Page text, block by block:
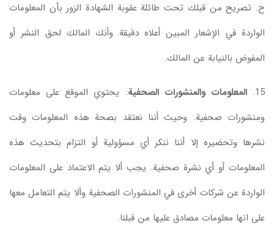
ح‌. تصريح من قبلك تحت طائلة عقوبة الشهادة الزور بأن المعلومات
الواردة في الإشعار المبين أعلاه دقيقة وأنك المالك لحق النشر أو
المفوض بالنيابة عن المالك.
15. المعلومات والمنشورات الصحفية: يحتوي الموقع على معلومات
ومنشورات صحفية. وحيث أننا نعتقد بصحة هذه المعلومات وقت
نشرها وتحضيره إلا أننا ننكر أي مسؤولية أو التزام بتحديث هذه
المعلومات أو أي نشرة صحفية. يجب ألا يتم الاعتماد على المعلومات
الواردة عن شركات أخرى في المنشورات الصحفية وألا يتم التعامل معها
على انها معلومات مصادق عليها من قبلنا.